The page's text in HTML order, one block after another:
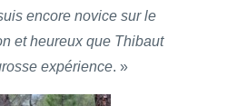
encore novice sur le
et heureux que Thibaut
expérience. »